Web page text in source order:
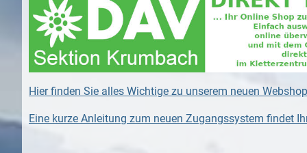
Hier finden Sie alles Wichtige zu unserem neuen
Eine kurze Anleitung zum neuen Zugangssystem findet